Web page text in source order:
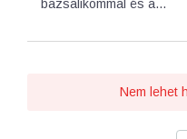
bazsalikommal és a…
Nem lehet